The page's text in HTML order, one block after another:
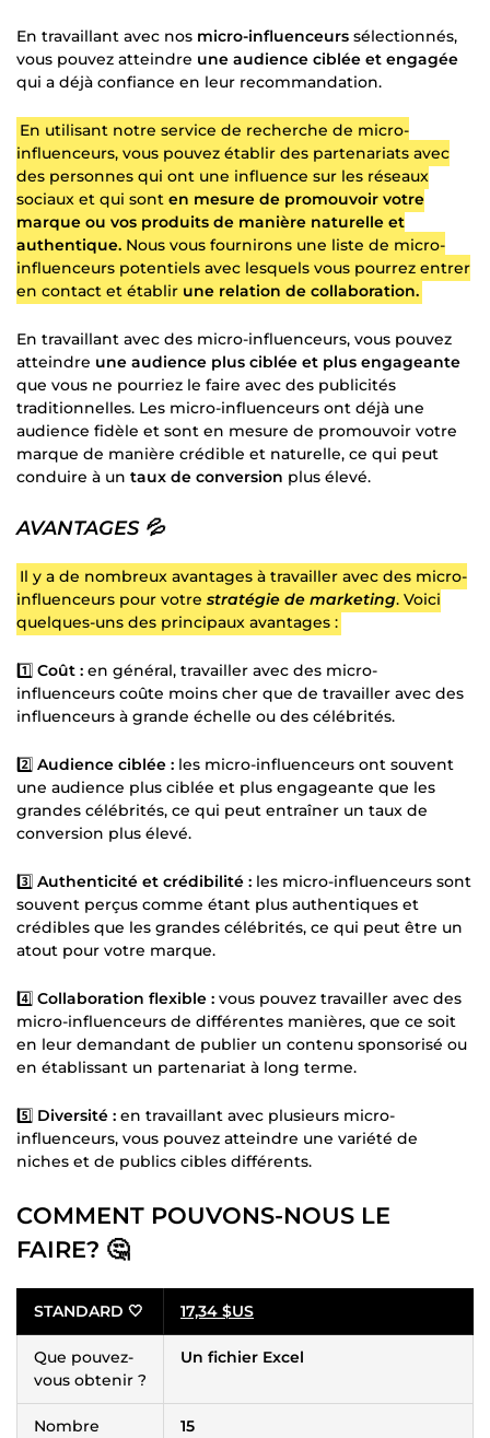
En travaillant avec nos micro-influenceurs sélectionnés,
vous pouvez atteindre une audience ciblée et engagée
qui a déjà confiance en leur recommandation.
En utilisant notre service de recherche de micro-
influenceurs, vous pouvez établir des partenariats avec
des personnes qui ont une influence sur les réseaux
sociaux et qui sont en mesure de promouvoir votre
marque ou vos produits de manière naturelle et
authentique. Nous vous fournirons une liste de micro-
influenceurs potentiels avec lesquels vous pourrez entrer
en contact et établir une relation de collaboration.
En travaillant avec des micro-influenceurs, vous pouvez
atteindre une audience plus ciblée et plus engageante
que vous ne pourriez le faire avec des publicités
traditionnelles. Les micro-influenceurs ont déjà une
audience fidèle et sont en mesure de promouvoir votre
marque de manière crédible et naturelle, ce qui peut
conduire à un taux de conversion plus élevé.
AVANTAGES 💦
Il y a de nombreux avantages à travailler avec des micro-
influenceurs pour votre stratégie de marketing. Voici
quelques-uns des principaux avantages :
1️⃣ Coût : en général, travailler avec des micro-
influenceurs coûte moins cher que de travailler avec des
influenceurs à grande échelle ou des célébrités.
2️⃣ Audience ciblée : les micro-influenceurs ont souvent
une audience plus ciblée et plus engageante que les
grandes célébrités, ce qui peut entraîner un taux de
conversion plus élevé.
3️⃣ Authenticité et crédibilité : les micro-influenceurs sont
souvent perçus comme étant plus authentiques et
crédibles que les grandes célébrités, ce qui peut être un
atout pour votre marque.
4️⃣ Collaboration flexible : vous pouvez travailler avec des
micro-influenceurs de différentes manières, que ce soit
en leur demandant de publier un contenu sponsorisé ou
en établissant un partenariat à long terme.
5️⃣ Diversité : en travaillant avec plusieurs micro-
influenceurs, vous pouvez atteindre une variété de
niches et de publics cibles différents.
COMMENT POUVONS-NOUS LE
FAIRE? 🤔
STANDARD 🤍 17,34 $US
Que pouvez-
vous obtenir ?
Un fichier Excel
Nombre 15